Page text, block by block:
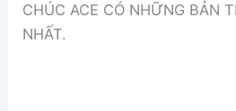
CHÚC ACE CÓ NHỮNG BẢN
NHẤT.